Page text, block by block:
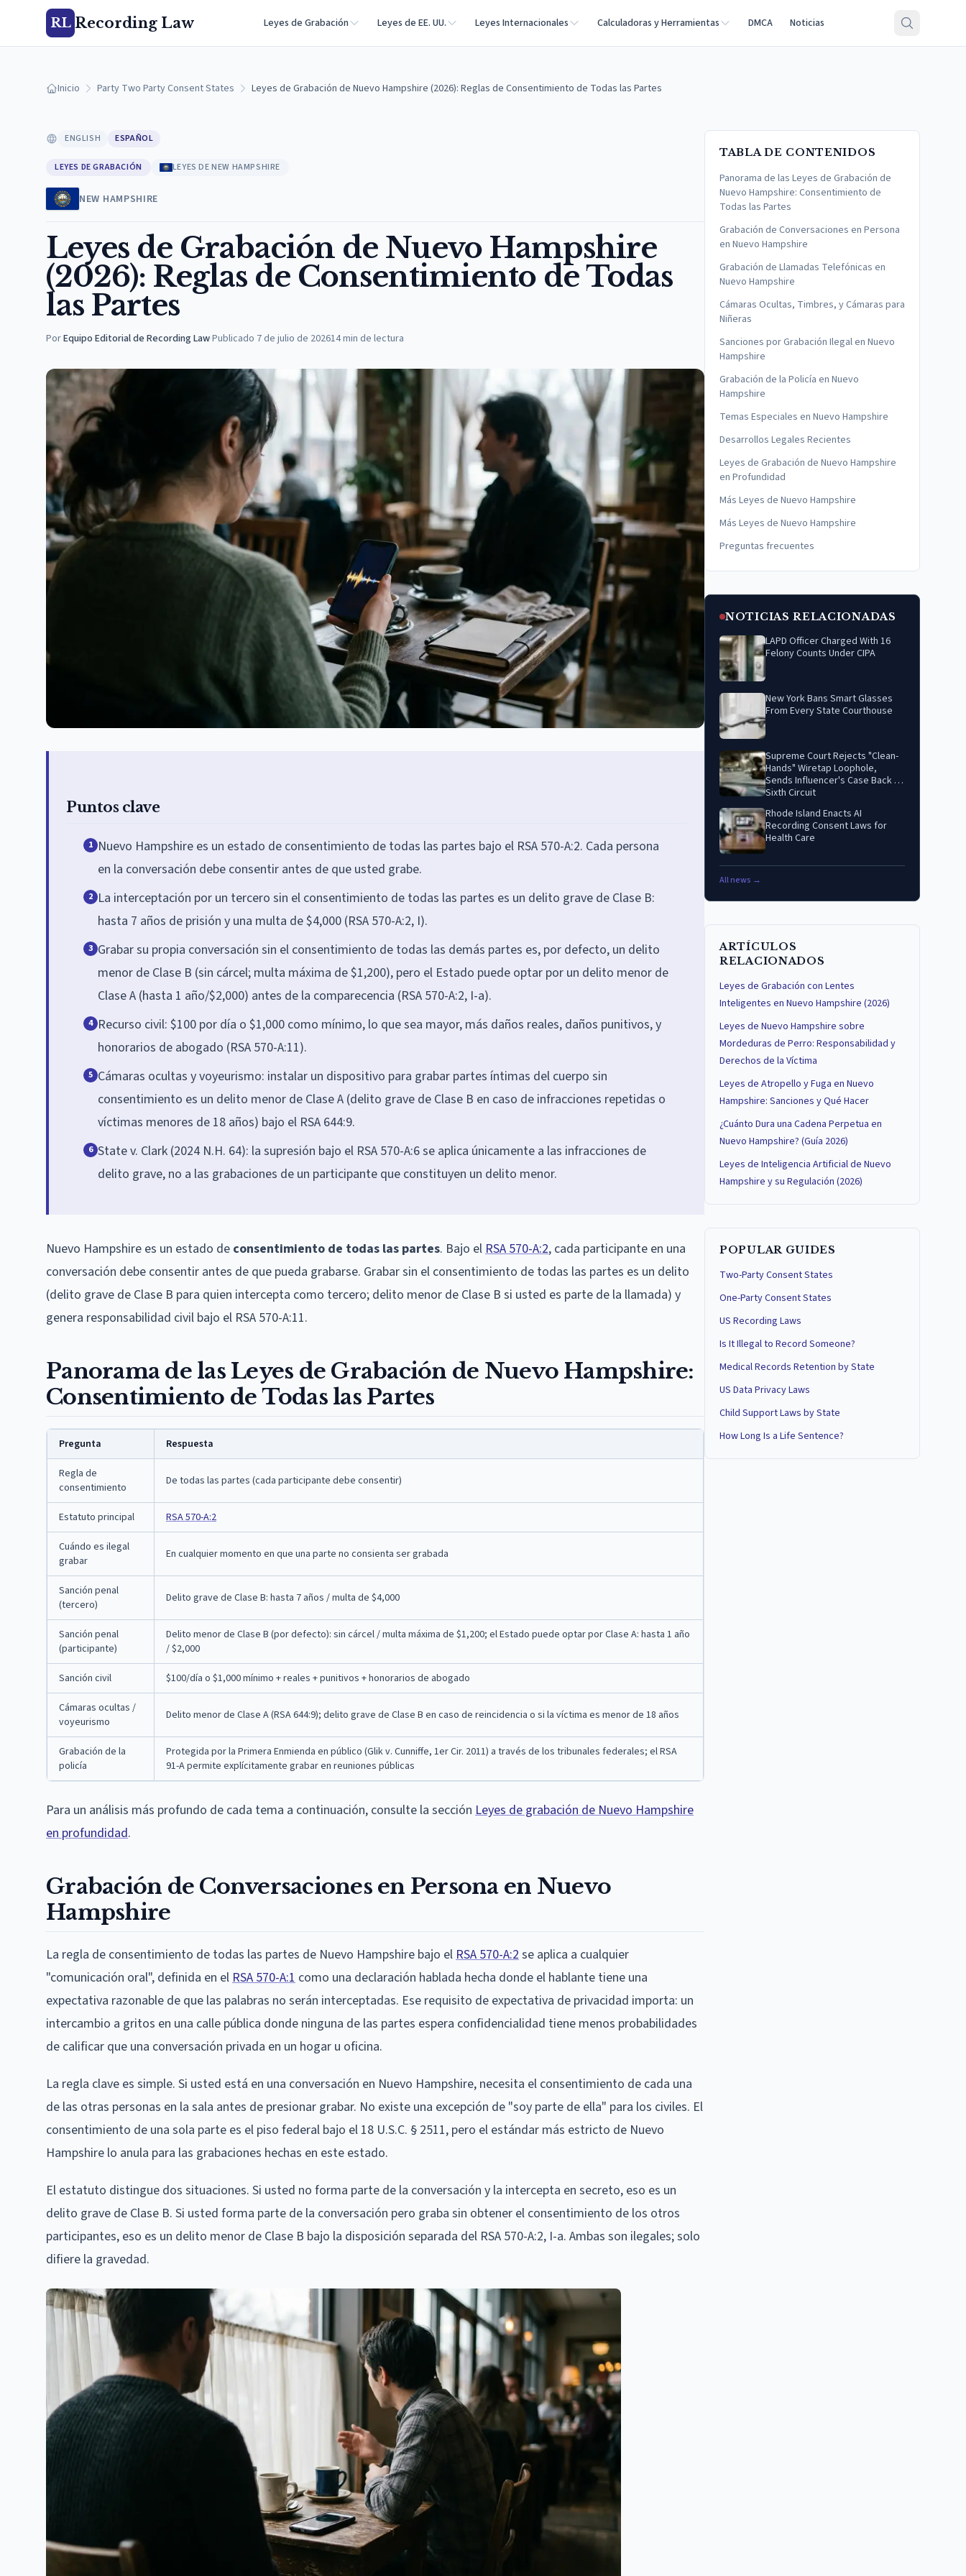
RL Recording Law Leyes de Grabación Leyes de EE. UU. Leyes Internacionales Calculadoras y Herramientas DMCA Noticias
Inicio Party Two Party Consent States Leyes de Grabación de Nuevo Hampshire (2026): Reglas de Consentimiento de Todas las Partes
ENGLISH ESPAÑOL
LEYES DE GRABACIÓN LEYES DE NEW HAMPSHIRE
NEW HAMPSHIRE
Leyes de Grabación de Nuevo Hampshire
(2026): Reglas de Consentimiento de Todas
las Partes
PorEquipo Editorial de Recording Law·Publicado 7 de julio de 202614min de lectura
Puntos clave
1 Nuevo Hampshire es un estado de consentimiento de todas las partes bajo el RSA 570-A:2. Cada persona
en la conversación debe consentir antes de que usted grabe.
2 La interceptación por un tercero sin el consentimiento de todas las partes es un delito grave de Clase B:
hasta 7 años de prisión y una multa de $4,000 (RSA 570-A:2, I).
3 Grabar su propia conversación sin el consentimiento de todas las demás partes es, por defecto, un delito
menor de Clase B (sin cárcel; multa máxima de $1,200), pero el Estado puede optar por un delito menor de
Clase A (hasta 1 año/$2,000) antes de la comparecencia (RSA 570-A:2, I-a).
4 Recurso civil: $100 por día o $1,000 como mínimo, lo que sea mayor, más daños reales, daños punitivos, y
honorarios de abogado (RSA 570-A:11).
5 Cámaras ocultas y voyeurismo: instalar un dispositivo para grabar partes íntimas del cuerpo sin
consentimiento es un delito menor de Clase A (delito grave de Clase B en caso de infracciones repetidas o
víctimas menores de 18 años) bajo el RSA 644:9.
6 State v. Clark (2024 N.H. 64): la supresión bajo el RSA 570-A:6 se aplica únicamente a las infracciones de
delito grave, no a las grabaciones de un participante que constituyen un delito menor.
Nuevo Hampshire es un estado de consentimiento de todas las partes. Bajo el RSA 570-A:2, cada participante en una
conversación debe consentir antes de que pueda grabarse. Grabar sin el consentimiento de todas las partes es un delito
(delito grave de Clase B para quien intercepta como tercero; delito menor de Clase B si usted es parte de la llamada) y
genera responsabilidad civil bajo el RSA 570-A:11.
Panorama de las Leyes de Grabación de Nuevo Hampshire:
Consentimiento de Todas las Partes
Pregunta Respuesta
Regla de
consentimiento
De todas las partes (cada participante debe consentir)
Estatuto principal RSA 570-A:2
Cuándo es ilegal
grabar
En cualquier momento en que una parte no consienta ser grabada
Sanción penal
(tercero)
Delito grave de Clase B: hasta 7 años / multa de $4,000
Sanción penal
(participante)
Delito menor de Clase B (por defecto): sin cárcel / multa máxima de $1,200; el Estado puede optar por Clase A: hasta 1 año
/ $2,000
Sanción civil $100/día o $1,000 mínimo + reales + punitivos + honorarios de abogado
Cámaras ocultas /
voyeurismo
Delito menor de Clase A (RSA 644:9); delito grave de Clase B en caso de reincidencia o si la víctima es menor de 18 años
Grabación de la
policía
Protegida por la Primera Enmienda en público (Glik v. Cunniffe, 1er Cir. 2011) a través de los tribunales federales; el RSA
91-A permite explícitamente grabar en reuniones públicas
Para un análisis más profundo de cada tema a continuación, consulte la sección Leyes de grabación de Nuevo Hampshire
en profundidad.
Grabación de Conversaciones en Persona en Nuevo
Hampshire
La regla de consentimiento de todas las partes de Nuevo Hampshire bajo el RSA 570-A:2 se aplica a cualquier
"comunicación oral", definida en el RSA 570-A:1 como una declaración hablada hecha donde el hablante tiene una
expectativa razonable de que las palabras no serán interceptadas. Ese requisito de expectativa de privacidad importa: un
intercambio a gritos en una calle pública donde ninguna de las partes espera confidencialidad tiene menos probabilidades
de calificar que una conversación privada en un hogar u oficina.
La regla clave es simple. Si usted está en una conversación en Nuevo Hampshire, necesita el consentimiento de cada una
de las otras personas en la sala antes de presionar grabar. No existe una excepción de "soy parte de ella" para los civiles. El
consentimiento de una sola parte es el piso federal bajo el 18 U.S.C. § 2511, pero el estándar más estricto de Nuevo
Hampshire lo anula para las grabaciones hechas en este estado.
El estatuto distingue dos situaciones. Si usted no forma parte de la conversación y la intercepta en secreto, eso es un
delito grave de Clase B. Si usted forma parte de la conversación pero graba sin obtener el consentimiento de los otros
participantes, eso es un delito menor de Clase B bajo la disposición separada del RSA 570-A:2, I-a. Ambas son ilegales; solo
difiere la gravedad.
TABLA DE CONTENIDOS
Panorama de las Leyes de Grabación de
Nuevo Hampshire: Consentimiento de
Todas las Partes
Grabación de Conversaciones en Persona
en Nuevo Hampshire
Grabación de Llamadas Telefónicas en
Nuevo Hampshire
Cámaras Ocultas, Timbres, y Cámaras para
Niñeras
Sanciones por Grabación Ilegal en Nuevo
Hampshire
Grabación de la Policía en Nuevo
Hampshire
Temas Especiales en Nuevo Hampshire
Desarrollos Legales Recientes
Leyes de Grabación de Nuevo Hampshire
en Profundidad
Más Leyes de Nuevo Hampshire
Más Leyes de Nuevo Hampshire
Preguntas frecuentes
NOTICIAS RELACIONADAS
LAPD Officer Charged With 16
Felony Counts Under CIPA
New York Bans Smart Glasses
From Every State Courthouse
Supreme Court Rejects "Clean-
Hands" Wiretap Loophole,
Sends Influencer's Case Back to
Sixth Circuit
Rhode Island Enacts AI
Recording Consent Laws for
Health Care
All news →
ARTÍCULOS
RELACIONADOS
Leyes de Grabación con Lentes
Inteligentes en Nuevo Hampshire (2026)
Leyes de Nuevo Hampshire sobre
Mordeduras de Perro: Responsabilidad y
Derechos de la Víctima
Leyes de Atropello y Fuga en Nuevo
Hampshire: Sanciones y Qué Hacer
¿Cuánto Dura una Cadena Perpetua en
Nuevo Hampshire? (Guía 2026)
Leyes de Inteligencia Artificial de Nuevo
Hampshire y su Regulación (2026)
POPULAR GUIDES
Two-Party Consent States
One-Party Consent States
US Recording Laws
Is It Illegal to Record Someone?
Medical Records Retention by State
US Data Privacy Laws
Child Support Laws by State
How Long Is a Life Sentence?